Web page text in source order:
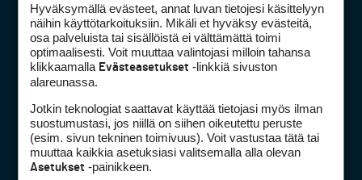
Golfpiste mediakortti
Golfpisteen yhteystiedot
DSA avoimuusraportti
Asiakaspalvelu
Hyväksymällä evästeet, annat luvan tietojesi käsittelyyn
näihin käyttötarkoituksiin. Mikäli et hyväksy evästeitä,
osa palveluista tai sisällöistä ei välttämättä toimi
optimaalisesti. Voit muuttaa valintojasi milloin tahansa
klikkaamalla Evästeasetukset -linkkiä sivuston
alareunassa.
Jotkin teknologiat saattavat käyttää tietojasi myös ilman
suostumustasi, jos niillä on siihen oikeutettu peruste
(esim. sivun tekninen toimivuus). Voit vastustaa tätä tai
muuttaa kaikkia asetuksiasi valitsemalla alla olevan
Asetukset -painikkeen.